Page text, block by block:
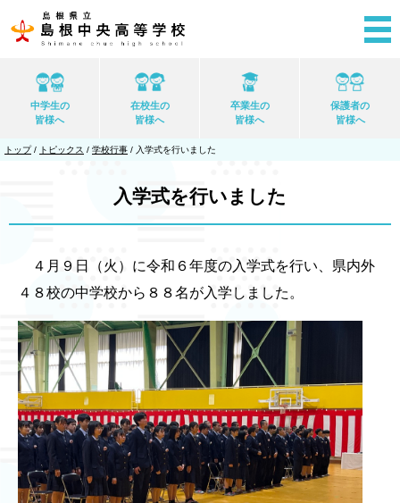
中学生の
皆様へ
在校生の
皆様へ
卒業生の
皆様へ
保護者の
皆様へ
現
トップ/ トピックス / 学校行事 / 入学式を行いました
入学式を行いました
４月９日（火）に令和６年度の入学式を行い、県内外
４８校の中学校から８８名が入学しました。